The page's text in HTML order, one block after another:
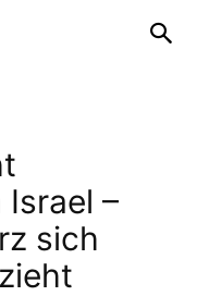
–
sich